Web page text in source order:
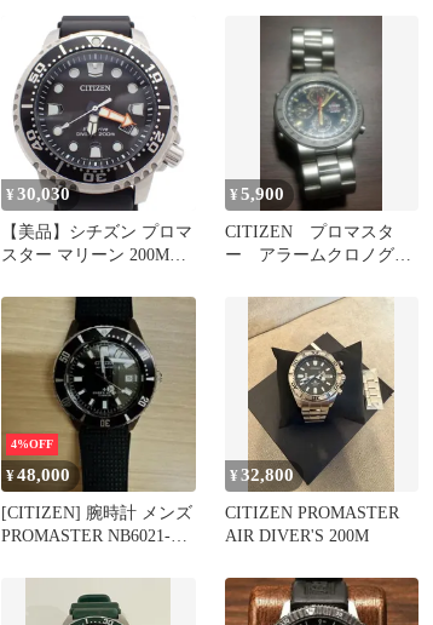
¥ 30,030
【美品】シチズン プロマ
スター マリーン 200M防
腕時計 黒文字盤 純正ウ
レタンバンド BN0156-
05E【いおき質店】
¥5,900
CITIZEN プロマスタ
ー アラームクロノグラ
4%OFF
¥48,000
[CITIZEN] 腕時計 メンズ
PROMASTER NB6021-
¥32,800
CITIZEN PROMASTER
AIR DIVER'S 200M